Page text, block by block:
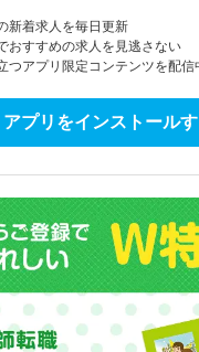
新着求人を毎日更新
おすすめの求人を見逃さない
つアプリ限定コンテンツを配信
アプリをインストール